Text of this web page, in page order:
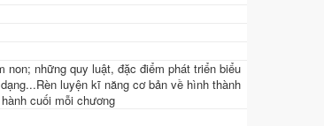
non; những quy luật, đặc điểm phát triển biểu
luyện kĩ năng cơ bản về hình thành
cuối mỗi chương